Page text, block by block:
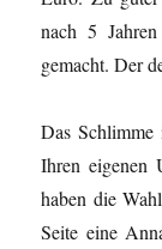
nach 5
gemacht. Der
Das
Ihren eigenen
haben die
Seite eine